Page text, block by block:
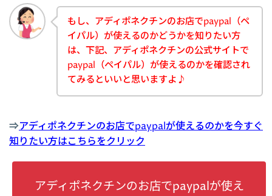
もし、アディポネクチンのお店でpaypal（ペ
イパル）が使えるのかどうかを知りたい方
は、下記、アディポネクチンの公式サイトで
paypal（ペイパル）が使えるのかを確認され
てみるといいと思いますよ♪
⇒アディポネクチンのお店でpaypalが使えるのかを今すぐ
知りたい方はこちらをクリック
アディポネクチンのお店でpaypalが使え